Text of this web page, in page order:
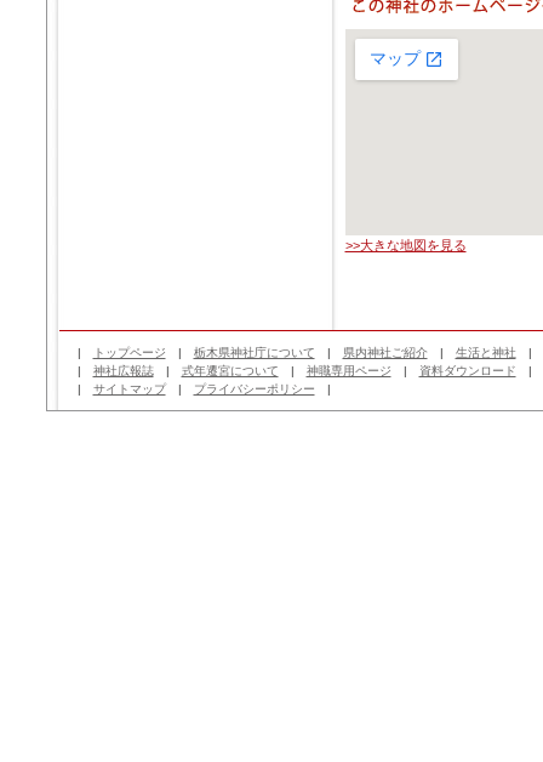
>>大きな地図を見る
| トップページ | 栃木県神社庁について | 県内神社ご紹介| 生活と神社|
| 神社広報誌| 式年遷宮について | 神職専用ページ | 資料ダウンロード |
| サイトマップ| プライバシーポリシー |